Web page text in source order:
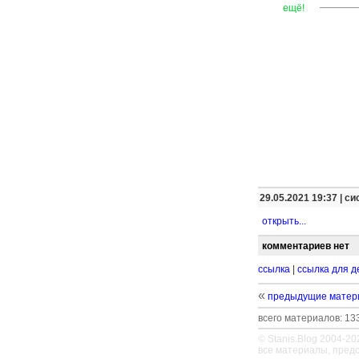
ещё! ———
29.05.2021 19:37 |
открыть...
комментариев нет
ссылка ссылка для
« предыдущие
всего материалов:
© Stanis.Blog 2004-
все материалы,